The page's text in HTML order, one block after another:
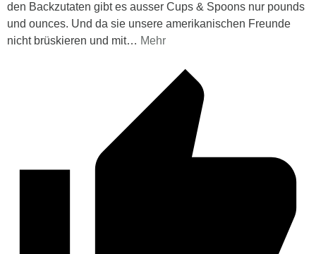
den Backzutaten gibt es ausser Cups & Spoons nur pounds
und ounces. Und da sie unsere amerikanischen Freunde
nicht brüskieren und mit… Mehr